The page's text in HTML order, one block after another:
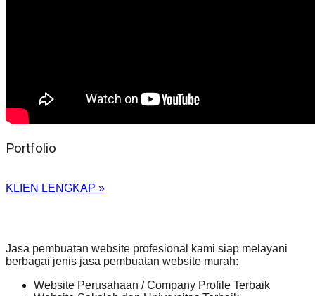
Portfolio
KLIEN LENGKAP »
Jasa pembuatan website profesional kami siap melayani
berbagai jenis jasa pembuatan website murah:
Website Perusahaan / Company Profile Terbaik